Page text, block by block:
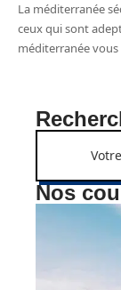
La méditerranée
ceux qui sont
méditerranée
Nos